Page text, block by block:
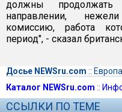
должны
направлении,
комиссию, работа
период", - сказал
Досье NEWSru.com :: Европа
Каталог NEWSru.com ::
ССЫЛКИ ПО ТЕМЕ